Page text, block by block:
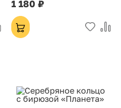
1 180 ₽